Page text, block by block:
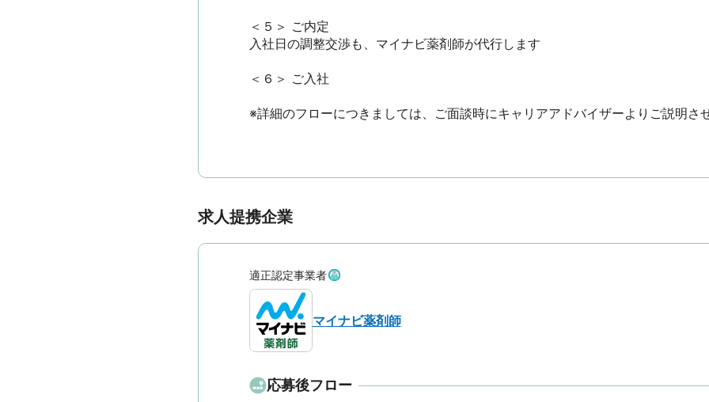
＜５＞ ご内定
入社日の調整交渉も、マイナビ薬剤師が代行します
＜６＞ ご入社
※詳細のフローにつきましては、ご面談時にキャリアアドバイザーよりご説明さ
求人提携企業
適正認定事業者
マイナビ薬剤師
応募後フロー